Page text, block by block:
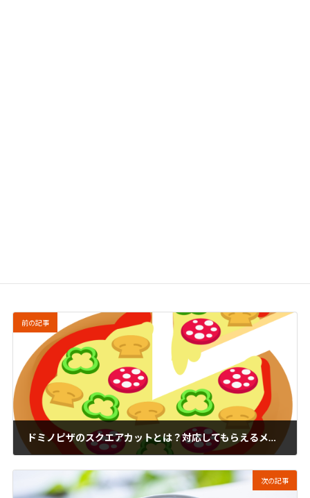
前の記事
ドミノピザのスクエアカットとは？対応してもらえるメニューは？
次の記事